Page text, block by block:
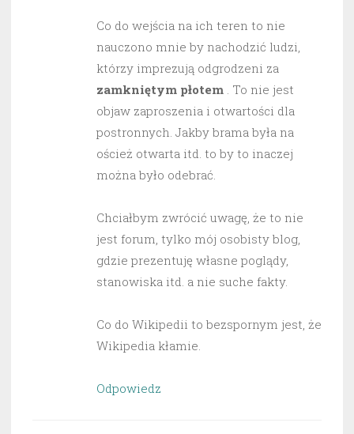
Co do wejścia na ich teren to nie
nauczono mnie by nachodzić ludzi,
którzy imprezują odgrodzeni za
zamkniętym płotem . To nie jest
objaw zaproszenia i otwartości dla
postronnych. Jakby brama była na
oścież otwarta itd. to by to inaczej
można było odebrać.
Chciałbym zwrócić uwagę, że to nie
jest forum, tylko mój osobisty blog,
gdzie prezentuję własne poglądy,
stanowiska itd. a nie suche fakty.
Co do Wikipedii to bezspornym jest, że
Wikipedia kłamie.
Odpowiedz